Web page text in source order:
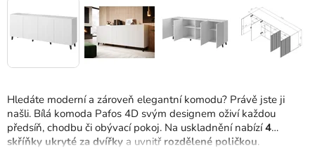
Hledáte moderní a zároveň elegantní komodu? Právě jste ji
našli. Bílá komoda Pafos 4D svým designem oživí každou
předsíň, chodbu či obývací pokoj. Na uskladnění nabízí4
skříňky ukryté za dvířky a uvnitř rozdělené poličkou.